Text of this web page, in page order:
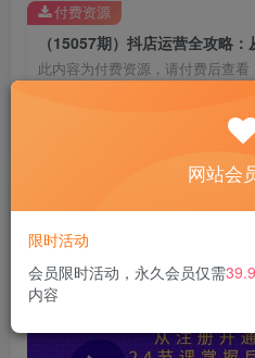
此内容为付费资源，请付费后查看
￥
付费资源
网站会
限时活动
会员限时活动，永久会员仅需39.9
内容